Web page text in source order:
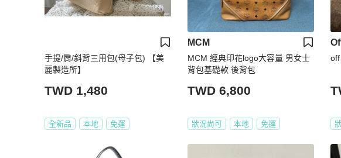
手提/肩/斜背三用包(母子包) 【美
麗製造所】
TWD 1,480
全新品 本地 免運
MCM
MCM 經典印花logo大容量 男女士
背包基礎款 後背包
TWD 6,800
狀況尚可 本地 免運